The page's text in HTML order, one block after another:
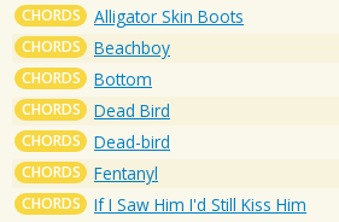
CHORDS Alligator Skin Boots
CHORDS Beachboy
CHORDS Bottom
CHORDS Dead Bird
CHORDS Dead-bird
CHORDS Fentanyl
CHORDS If I Saw Him I'd Still Kiss Him